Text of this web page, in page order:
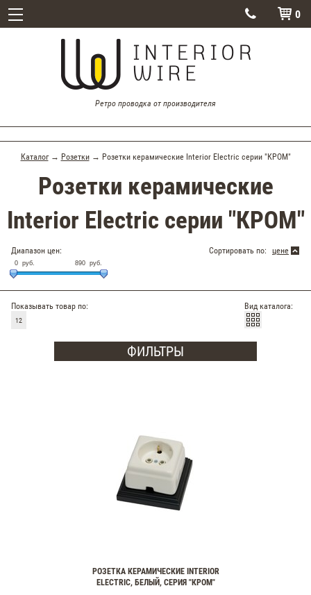
  0
Ретро проводка от производителя
Каталог→ Розетки→ Розетки керамические Interior Electric серии "КРОМ"
Розетки керамические
Interior Electric серии "КРОМ"
Диапазон цен:
0 руб. 890 руб.
Сортировать по: цене
Показывать товар по:
12
Вид каталога:
ФИЛЬТРЫ
РОЗЕТКА КЕРАМИЧЕСКИЕ INTERIOR
ELECTRIC, БЕЛЫЙ, СЕРИЯ "КРОМ"